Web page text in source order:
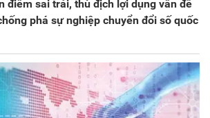
điểm sai trái, thù địch lợi dụng vấn đề
phá sự nghiệp chuyển đổi số quốc